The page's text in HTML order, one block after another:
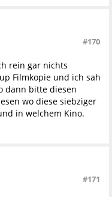
#170
rein gar nichts
Filmkopie und ich sah
dann bitte diesen
wo diese siebziger
in welchem Kino.
#171